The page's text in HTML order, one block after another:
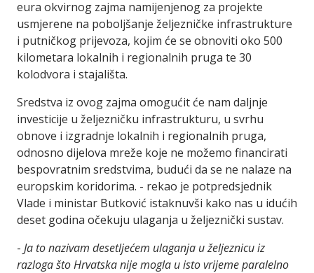
eura okvirnog zajma namijenjenog za projekte
usmjerene na poboljšanje željezničke infrastrukture
i putničkog prijevoza, kojim će se obnoviti oko 500
kilometara lokalnih i regionalnih pruga te 30
kolodvora i stajališta.
Sredstva iz ovog zajma omogućit će nam daljnje
investicije u željezničku infrastrukturu, u svrhu
obnove i izgradnje lokalnih i regionalnih pruga,
odnosno dijelova mreže koje ne možemo financirati
bespovratnim sredstvima, budući da se ne nalaze na
europskim koridorima. - rekao je potpredsjednik
Vlade i ministar Butković istaknuvši kako nas u idućih
deset godina očekuju ulaganja u željeznički sustav.
- Ja to nazivam desetljećem ulaganja u željeznicu iz
razloga što Hrvatska nije mogla u isto vrijeme paralelno